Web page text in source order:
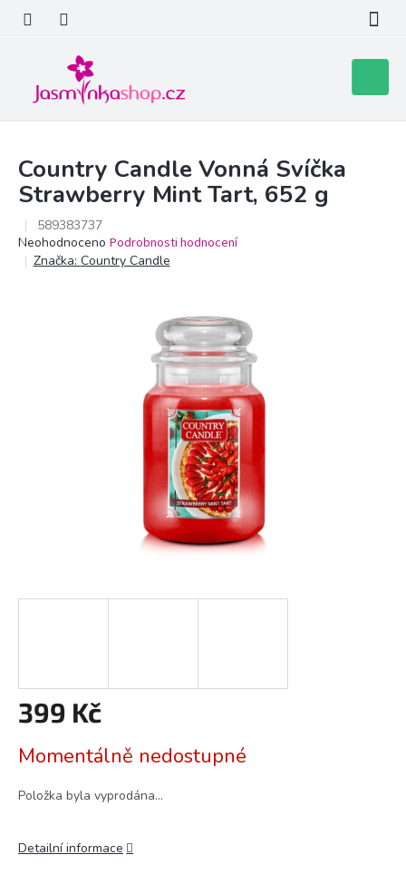
obsah
košík
Country Candle Vonná Svíčka
Strawberry Mint Tart, 652 g
589383737
Průměrné
hodnocení
Neohodnoceno Podrobnosti hodnocení
Značka: Country Candle
399 Kč
cena:
Momentálně nedostupné
Položka byla vyprodána…
Detailní informace